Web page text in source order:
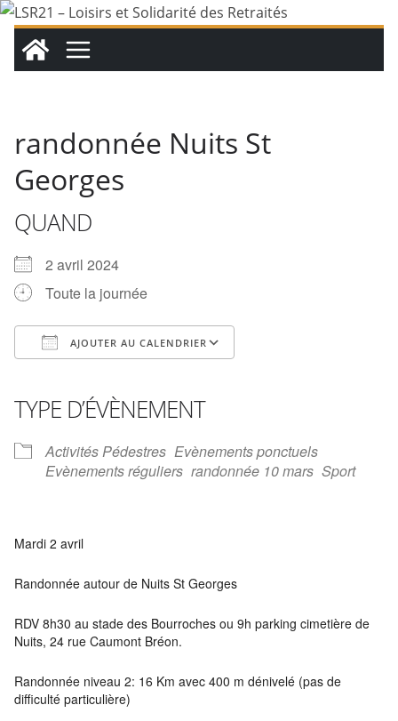
Passer
contenu
randonnée Nuits St
Georges
QUAND
2 avril 2024
Toute la journée
AJOUTER AU CALENDRIER
TYPE D’ÉVÈNEMENT
Activités Pédestres Evènements ponctuels
Evènements réguliers randonnée 10 mars Sport
Mardi 2 avril
Randonnée autour de Nuits St Georges
RDV 8h30 au stade des Bourroches ou 9h parking cimetière de
Nuits, 24 rue Caumont Bréon.
Randonnée niveau 2: 16 Km avec 400 m dénivelé (pas de
difficulté particulière)